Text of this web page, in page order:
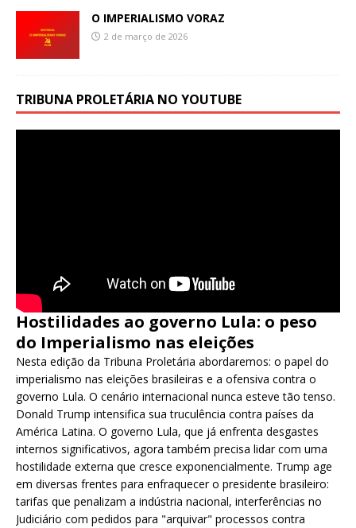
O IMPERIALISMO VORAZ
2 de março de 2026
TRIBUNA PROLETÁRIA NO YOUTUBE
Hostilidades ao governo Lula: o peso
do Imperialismo nas eleições
Nesta edição da Tribuna Proletária abordaremos: o papel do
imperialismo nas eleições brasileiras e a ofensiva contra o
governo Lula. O cenário internacional nunca esteve tão tenso.
Donald Trump intensifica sua truculência contra países da
América Latina. O governo Lula, que já enfrenta desgastes
internos significativos, agora também precisa lidar com uma
hostilidade externa que cresce exponencialmente. Trump age
em diversas frentes para enfraquecer o presidente brasileiro:
tarifas que penalizam a indústria nacional, interferências no
Judiciário com pedidos para "arquivar" processos contra